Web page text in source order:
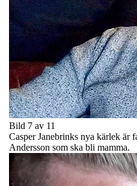
Bild 7 av 11
Casper Janebrinks nya kärlek är
Andersson som ska bli mamma.